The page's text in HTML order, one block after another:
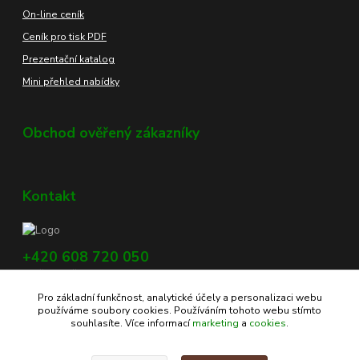
On-line ceník
Ceník pro tisk PDF
Prezentační katalog
Mini přehled nabídky
Obchod ověřený zákazníky
Kontakt
+420 608 720 050
Využijte náš chat, vpravo dole na obrazovce.
info@profikoreni.cz
Pro základní funkčnost, analytické účely a personalizaci webu
používáme soubory cookies. Používáním tohoto webu stímto
souhlasíte. Více informacímarketing a cookies.